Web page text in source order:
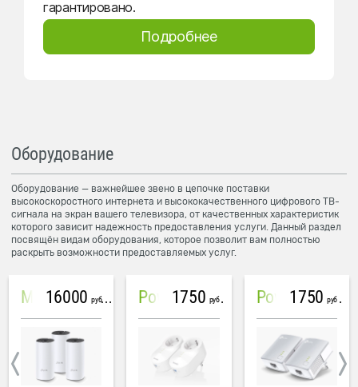
гарантировано.
Подробнее
Оборудование
Оборудование — важнейшее звено в цепочке поставки
высокоскоростного интернета и высококачественного цифрового ТВ-
сигнала на экран вашего телевизора, от качественных характеристик
которого зависит надежность предоставления услуги. Данный раздел
посвящён видам оборудования, которое позволит вам полностью
раскрыть возможности предоставляемых услуг.
Mesh система TP-Link Deco M4 (3 устройства)
16000 руб PowerLine Tenda PH6
1750 руб PowerLine TP-Link AV600
1750 руб